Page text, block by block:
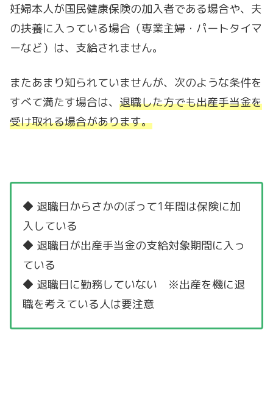
妊婦本人が国民健康保険の加入者である場合や、夫
の扶養に入っている場合（専業主婦・パートタイマ
ーなど）は、支給されません。
またあまり知られていませんが、次のような条件を
すべて満たす場合は、 退職した方でも出産手当金を
受け取れる場合があります。
◆ 退職日からさかのぼって1年間は保険に加
入している
◆ 退職日が出産手当金の支給対象期間に入っ
ている
◆ 退職日に勤務していない ※出産を機に退
職を考えている人は要注意